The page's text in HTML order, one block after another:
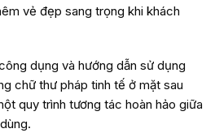
vẻ đẹp sang trọng khi khách
dụng và hướng dẫn sử dụng
chữ thư pháp tinh tế ở mặt sau
quy trình tương tác hoàn hảo giữa